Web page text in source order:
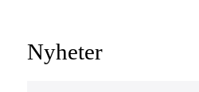
Nyheter